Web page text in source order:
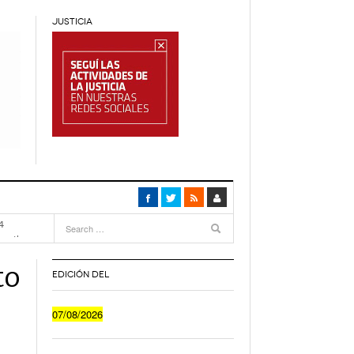
JUSTICIA
EDICIÓN DEL
07/08/2026